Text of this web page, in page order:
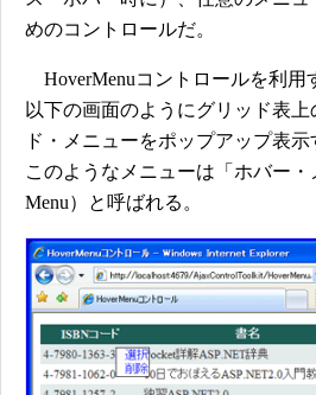
めのコントロールだ。
HoverMenuコントロールを利用
以下の画面のようにグリッド表
ド・メニューをポップアップ表示
このようなメニューは「ホバー・
Menu）と呼ばれる。